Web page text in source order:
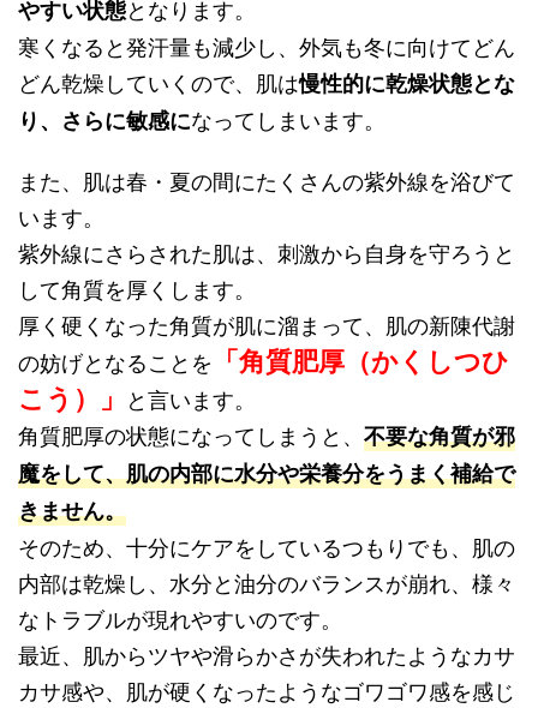
やすい状態となります。
寒くなると発汗量も減少し、外気も冬に向けてどん
どん乾燥していくので、肌は慢性的に乾燥状態とな
り、さらに敏感になってしまいます。
また、肌は春・夏の間にたくさんの紫外線を浴びて
います。
紫外線にさらされた肌は、刺激から自身を守ろうと
して角質を厚くします。
厚く硬くなった角質が肌に溜まって、肌の新陳代謝
の妨げとなることを 「角質肥厚（かくしつひ
こう）」 と言います。
角質肥厚の状態になってしまうと、 不要な角質が邪
魔をして、肌の内部に水分や栄養分をうまく補給で
きません。
そのため、十分にケアをしているつもりでも、肌の
内部は乾燥し、水分と油分のバランスが崩れ、様々
なトラブルが現れやすいのです。
最近、肌からツヤや滑らかさが失われたようなカサ
カサ感や、肌が硬くなったようなゴワゴワ感を感じ